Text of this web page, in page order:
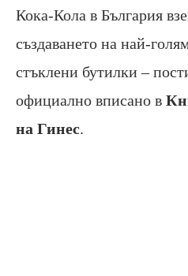
Кока-Кола в България
създаването на най-
стъклени бутилки –
официално вписано в
на Гинес.